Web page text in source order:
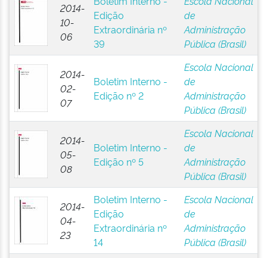
2014-
10-
06
Edição
Extraordinária nº
39
de
Administração
Pública (Brasil)
2014-
02-
07
Boletim Interno -
Edição nº 2
Escola Nacional
de
Administração
Pública (Brasil)
2014-
05-
08
Boletim Interno -
Edição nº 5
Escola Nacional
de
Administração
Pública (Brasil)
2014-
04-
23
Boletim Interno -
Edição
Extraordinária nº
14
Escola Nacional
de
Administração
Pública (Brasil)